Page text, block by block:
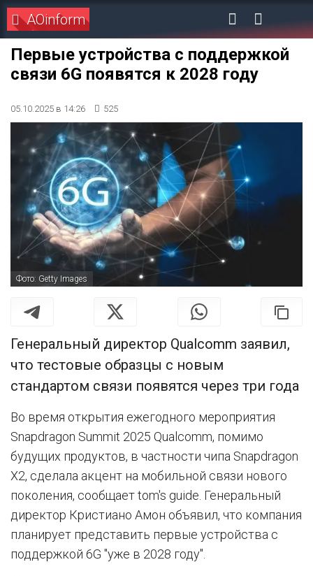
AOinform
Первые устройства с поддержкой
связи 6G появятся к 2028 году
05.10.2025 в 14:26 525
Фото: Getty Images
Генеральный директор Qualcomm заявил,
что тестовые образцы с новым
стандартом связи появятся через три года
Во время открытия ежегодного мероприятия
Snapdragon Summit 2025 Qualcomm, помимо
будущих продуктов, в частности чипа Snapdragon
X2, сделала акцент на мобильной связи нового
поколения, сообщает tom's guide. Генеральный
директор Кристиано Амон объявил, что компания
планирует представить первые устройства с
поддержкой 6G "уже в 2028 году".